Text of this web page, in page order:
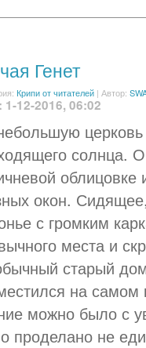
Генет
Крипи от читателей | Автор:
1-12-2016, 06:02
солнца.
окон.
с громким
места и
старый
на
можно было с
проделано не